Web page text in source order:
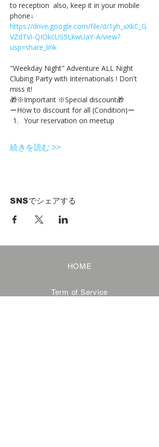
to reception  also, keep it in your mobile
phone↓
https://drive.google.com/file/d/1yh_xXkC_G
VZdTVi-QIOkcUS5LkwUaY-A/view?
usp=share_link
"Weekday Night" Adventure ALL Night
Clubing Party with Internationals ! Don't
miss it!
🎁※Important ※Special discount🎁
ーHow to discount for all (Condition)ー
Your reservation on meetup
続きを読む >>
SNSでシェアする
HOME
Term of Service